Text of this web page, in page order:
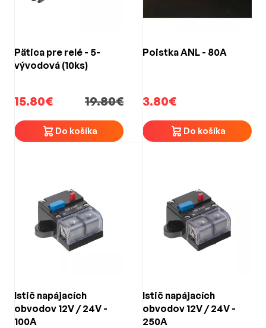
Pätica pre relé - 5-
vývodová (10ks)
15.80€ 19.80€
Do košíka
Poistka ANL - 80A
3.80€
Do košíka
Istič napájacích
obvodov 12V / 24V -
100A
Istič napájacích
obvodov 12V / 24V -
250A